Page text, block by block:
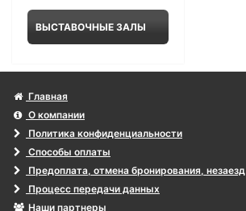
ВЫСТАВОЧНЫЕ ЗАЛЫ
Главная
О компании
Политика конфиденциальности
Способы оплаты
Предоплата, отмена бронирования, незаезд
Процесс передачи данных
Наши партнеры